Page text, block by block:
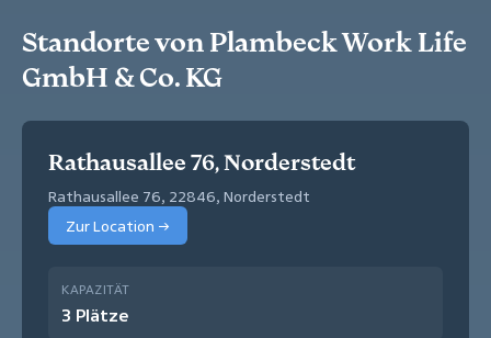
Standorte von Plambeck Work Life
GmbH & Co. KG
Rathausallee 76, Norderstedt
Rathausallee 76, 22846, Norderstedt
Zur Location →
KAPAZITÄT
3 Plätze